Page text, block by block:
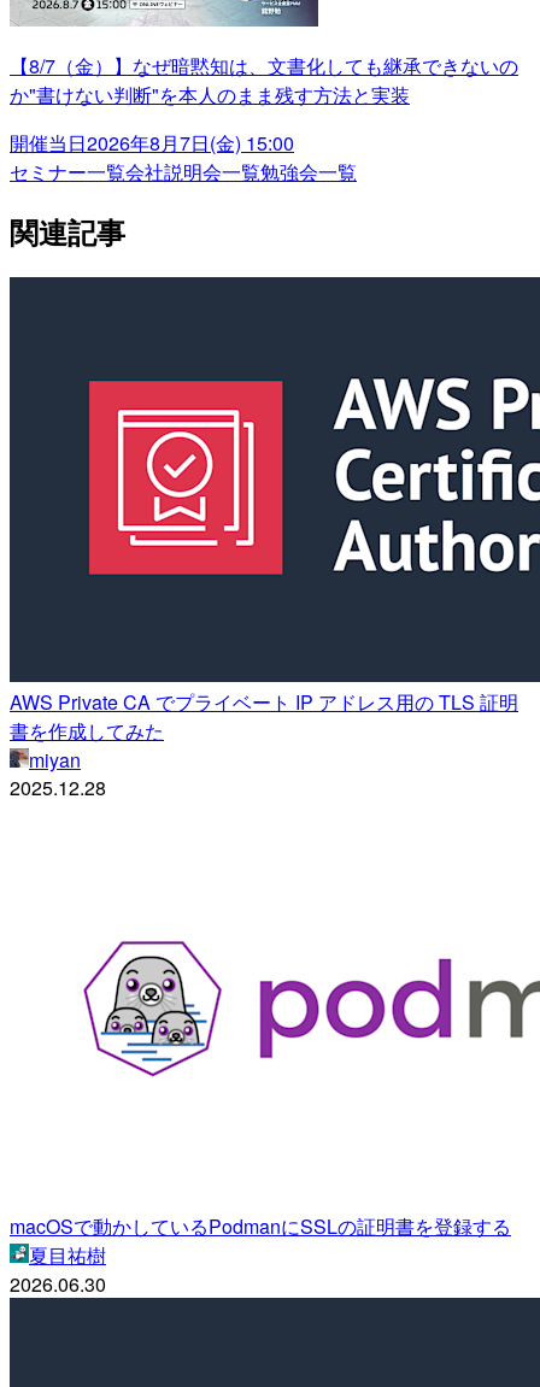
【8/7（金）】なぜ暗黙知は、文書化しても継承できないの
か"書けない判断"を本人のまま残す方法と実装
開催当日2026年8月7日(金) 15:00
セミナー一覧会社説明会一覧勉強会一覧
関連記事
AWS Private CA でプライベート IP アドレス用の TLS 証明
書を作成してみた
miyan
2025.12.28
macOSで動かしているPodmanにSSLの証明書を登録する
夏目祐樹
2026.06.30